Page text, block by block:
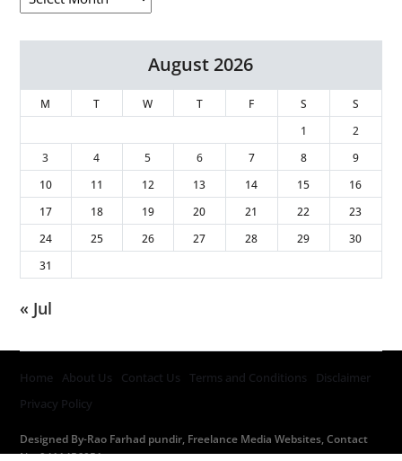
August 2026
M T W T F S
S
1
2
3
4 5 6 7 8
9
10
11 12 13 14 15
16
17
18 19 20 21 22
23
24
25 26 27 28 29
30
31
« Jul
Designed By-Rao Farhad pundir, Freelance Media Websites, Contact
No. 9411456051
Home About Us Contact Us Terms and Conditions
Disclaimer
Privacy Policy